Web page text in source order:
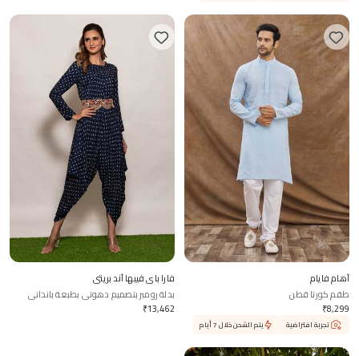
آهام فايام
طقم كورتا قطن
₹8,299
تجربة افتراضية يتم الشحن خلال 7 أيام
فارا باي فيبها آند بريتي
بدلة رومبر بتصميم دهوتي بطبعة بانداني
₹13,462